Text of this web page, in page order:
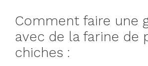
Comment faire une
avec de la farine de
chiches :